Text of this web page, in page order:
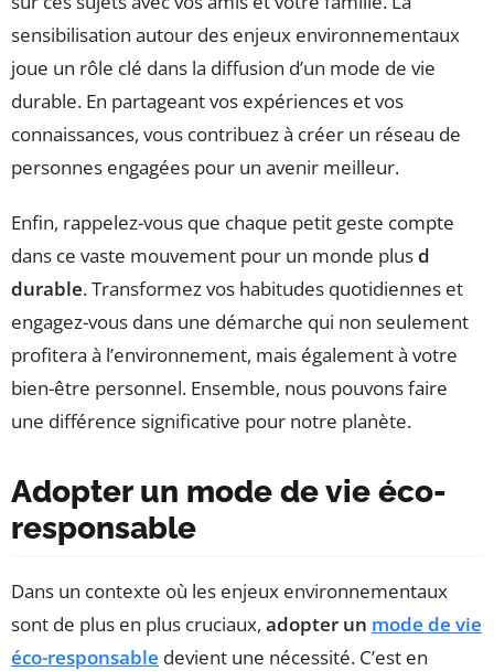
sensibilisation autour des enjeux environnementaux
joue un rôle clé dans la diffusion d’un mode de vie
durable. En partageant vos expériences et vos
connaissances, vous contribuez à créer un réseau de
personnes engagées pour un avenir meilleur.
Enfin, rappelez-vous que chaque petit geste compte
dans ce vaste mouvement pour un monde plusd
durable. Transformez vos habitudes quotidiennes et
engagez-vous dans une démarche qui non seulement
profitera à l’environnement, mais également à votre
bien-être personnel. Ensemble, nous pouvons faire
une différence significative pour notre planète.
Adopter un mode de vie éco-
responsable
Dans un contexte où les enjeux environnementaux
sont de plus en plus cruciaux, adopter un mode de vie
éco-responsable devient une nécessité. C’est en